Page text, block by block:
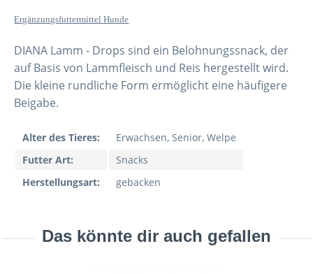
Ergänzungsfuttermittel Hunde
DIANA Lamm - Drops sind ein Belohnungssnack, der
auf Basis von Lammfleisch und Reis hergestellt wird.
Die kleine rundliche Form ermöglicht eine häufigere
Beigabe.
Alter des Tieres:
Erwachsen, Senior, Welpe
Futter Art:
Snacks
Herstellungsart:
gebacken
Das könnte dir auch gefallen